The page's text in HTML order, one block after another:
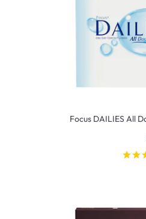
Focus DAILIES All